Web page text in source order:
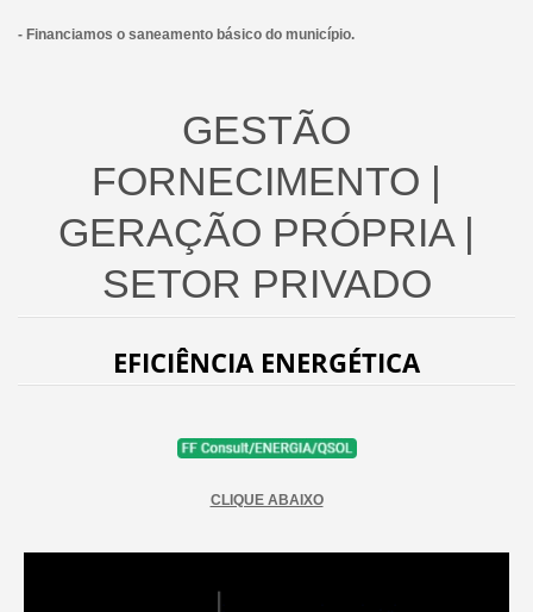
- Financiamos o saneamento básico do município.
GESTÃO
FORNECIMENTO |
GERAÇÃO PRÓPRIA |
SETOR PRIVADO
EFICIÊNCIA ENERGÉTICA
CLIQUE ABAIXO